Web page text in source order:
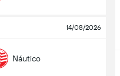
14/08/2026
Náutico